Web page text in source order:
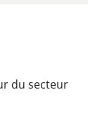
du secteur